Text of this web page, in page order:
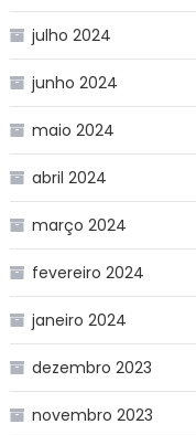
julho 2024
junho 2024
maio 2024
abril 2024
março 2024
fevereiro 2024
janeiro 2024
dezembro 2023
novembro 2023